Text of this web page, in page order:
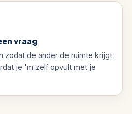
vraag
zodat de ander de ruimte krijgt
je 'm zelf opvult met je